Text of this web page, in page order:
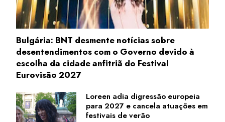
Bulgária: BNT desmente notícias sobre
desentendimentos com o Governo devido à
escolha da cidade anfitriã do Festival
Eurovisão 2027
Loreen adia digressão europeia
para 2027 e cancela atuações em
festivais de verão